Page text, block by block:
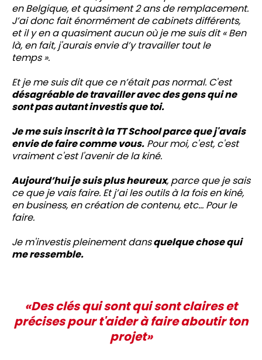
en Belgique, et quasiment 2 ans de remplacement.
J’ai donc fait énormément de cabinets différents,
et il y en a quasiment aucun où je me suis dit « Ben
là, en fait, j'aurais envie d’y travailler tout le
temps ».
Et je me suis dit que ce n’était pas normal. C'est
désagréable de travailler avec des gens qui ne
sont pas autant investis que toi.
Je me suis inscrit à la TT School parce que j'avais
envie de faire comme vous. Pour moi, c'est, c'est
vraiment c'est l'avenir de la kiné.
Aujourd’hui je suis plus heureux, parce que je sais
ce que je vais faire. Et j’ai les outils à la fois en kiné,
en business, en création de contenu, etc... Pour le
faire.
Je m'investis pleinement dansquelque chose qui
me ressemble.
«Des clés qui sont qui sont claires et
précises pour t'aider à faire aboutir ton
projet»